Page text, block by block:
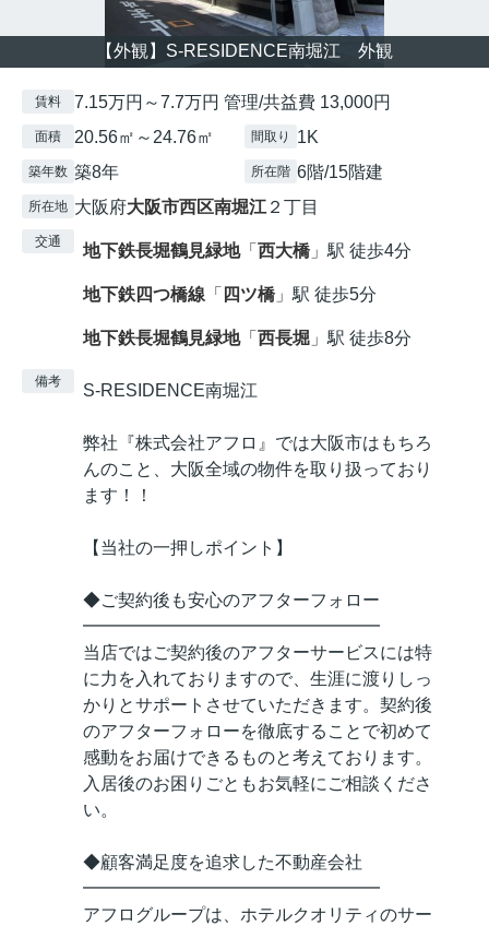
【外観】S-RESIDENCE南堀江 外観
賃料 7.15万円～7.7万円 管理/共益費 13,000円
面積 20.56㎡～24.76㎡ 間取り 1K
築年数 築8年 所在階 6階/15階建
所在地 大阪府大阪市西区南堀江 ２丁目
交通 地下鉄長堀鶴見緑地「 西大橋」駅 徒歩4分
地下鉄四つ橋線 「 四ツ橋」駅 徒歩5分
地下鉄長堀鶴見緑地「 西長堀 」駅 徒歩8分
備考 S-RESIDENCE南堀江
弊社『株式会社アフロ』では大阪市はもちろ
んのこと、大阪全域の物件を取り扱っており
ます！！
【当社の一押しポイント】
◆ご契約後も安心のアフターフォロー
━━━━━━━━━━━━━━━━━
当店ではご契約後のアフターサービスには特
に力を入れておりますので、生涯に渡りしっ
かりとサポートさせていただきます。契約後
のアフターフォローを徹底することで初めて
感動をお届けできるものと考えております。
入居後のお困りごともお気軽にご相談くださ
い。
◆顧客満足度を追求した不動産会社
━━━━━━━━━━━━━━━━━
アフログループは、ホテルクオリティのサー